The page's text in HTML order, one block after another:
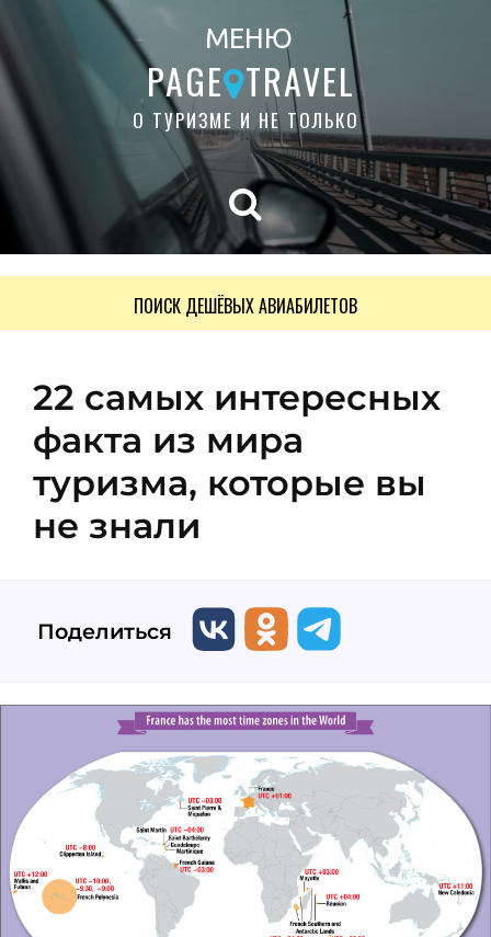
МЕНЮ
PAGE TRAVEL
О ТУРИЗМЕ И НЕ ТОЛЬКО
ПОИСК ДЕШЁВЫХ АВИАБИЛЕТОВ
22 самых интересных
факта из мира
туризма, которые вы
не знали
Поделиться